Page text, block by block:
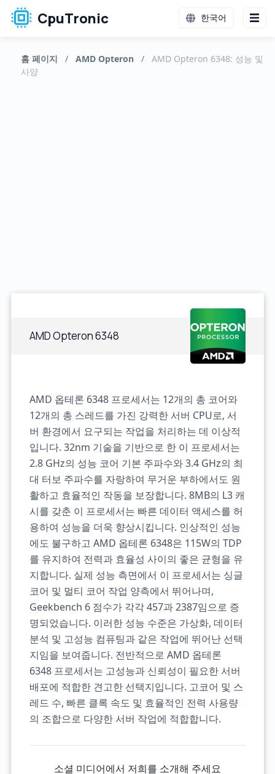
CpuTronic 한국어
홈 페이지 / AMD Opteron /
AMD Opteron 6348: 성능 및
사양
AMD Opteron 6348
AMD 옵테론 6348 프로세서는 12개의 총 코어와
12개의 총 스레드를 가진 강력한 서버 CPU로, 서
버 환경에서 요구되는 작업을 처리하는 데 이상적
입니다. 32nm 기술을 기반으로 한 이 프로세서는
2.8 GHz의 성능 코어 기본 주파수와 3.4 GHz의 최
대 터보 주파수를 자랑하여 무거운 부하에서도 원
활하고 효율적인 작동을 보장합니다. 8MB의 L3 캐
시를 갖춘 이 프로세서는 빠른 데이터 액세스를 허
용하여 성능을 더욱 향상시킵니다. 인상적인 성능
에도 불구하고 AMD 옵테론 6348은 115W의 TDP
를 유지하여 전력과 효율성 사이의 좋은 균형을 유
지합니다. 실제 성능 측면에서 이 프로세서는 싱글
코어 및 멀티 코어 작업 양측에서 뛰어나며,
Geekbench 6 점수가 각각 457과 2387임으로 증
명되었습니다. 이러한 성능 수준은 가상화, 데이터
분석 및 고성능 컴퓨팅과 같은 작업에 뛰어난 선택
지임을 보여줍니다. 전반적으로 AMD 옵테론
6348 프로세서는 고성능과 신뢰성이 필요한 서버
배포에 적합한 견고한 선택지입니다. 고코어 및 스
레드 수, 빠른 클록 속도 및 효율적인 전력 사용량
의 조합으로 다양한 서버 작업에 적합합니다.
소셜 미디어에서 저희를 소개해 주세요